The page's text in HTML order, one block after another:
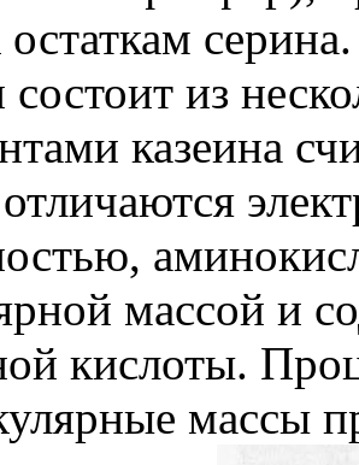
состоит из
казеина
массой и
кислоты.
массы